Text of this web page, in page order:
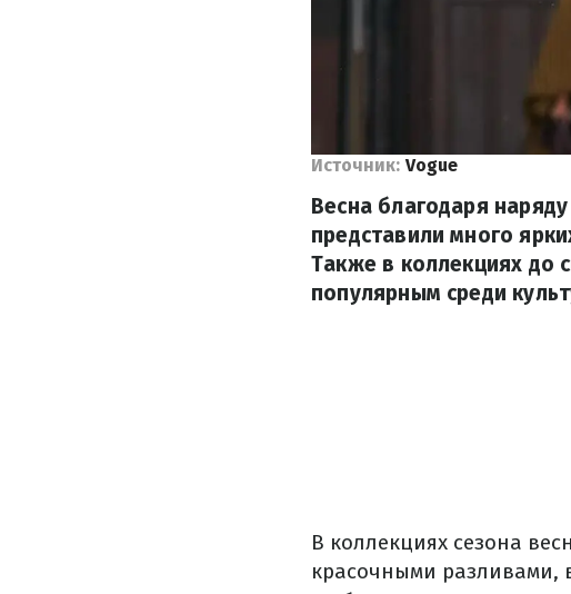
Источник: Vogue
Весна благодаря
представили много
Также в коллекциях до
популярным среди
В коллекциях сезона
красочными разливами,